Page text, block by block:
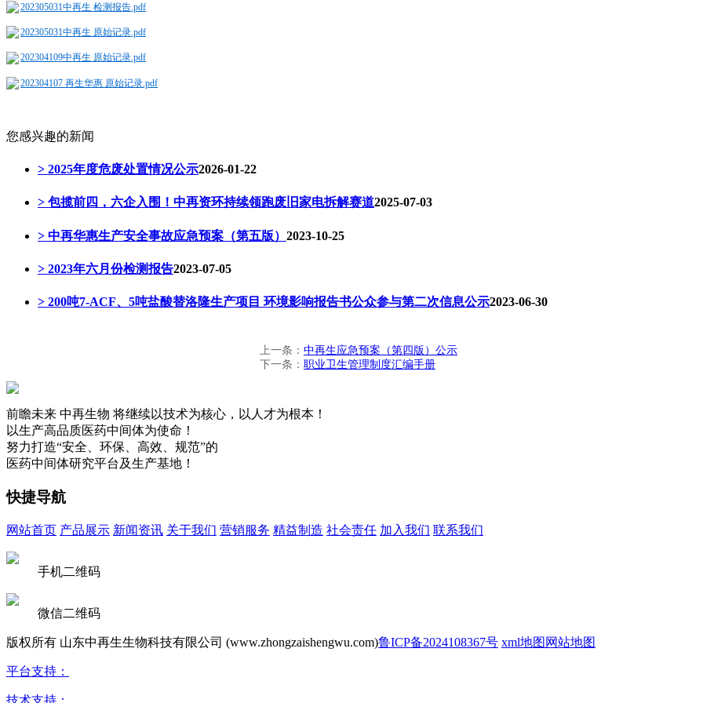
202305031中再生 检测报告.pdf
202305031中再生 原始记录.pdf
202304109中再生 原始记录.pdf
202304107 再生华惠 原始记录.pdf
您感兴趣的新闻
> 2025年度危废处置情况公示2026-01-22
> 包揽前四，六企入围！中再资环持续领跑废旧家电拆解赛道2025-07-03
> 中再华惠生产安全事故应急预案（第五版） 2023-10-25
> 2023年六月份检测报告2023-07-05
> 200吨7-ACF、5吨盐酸替洛隆生产项目 环境影响报告书公众参与第二次信息公示2023-06-30
上一条： 中再生应急预案（第四版）公示
下一条： 职业卫生管理制度汇编手册
前瞻未来 中再生物 将继续以技术为核心，以人才为根本！
以生产高品质医药中间体为使命！
努力打造“安全、环保、高效、规范”的
医药中间体研究平台及生产基地！
快捷导航
网站首页 产品展示 新闻资讯 关于我们 营销服务 精益制造 社会责任 加入我们 联系我们
手机二维码
微信二维码
版权所有 山东中再生生物科技有限公司 (www.zhongzaishengwu.com)鲁ICP备2024108367号 xml地图 网站地图
平台支持：
技术支持：